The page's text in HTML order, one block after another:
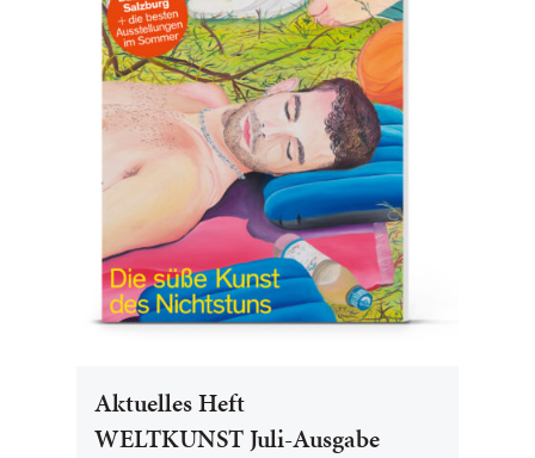
Aktuelles Heft
WELTKUNST Juli-Ausgabe